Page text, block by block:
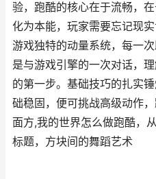
验，跑酷的核心在于流畅，
化为本能，玩家需要忘记现
游戏独特的动量系统，每一
是与游戏引擎的一次对话，
的第一步。基础技巧的扎实
础稳固，便可挑战高级动作
面方,我的世界怎么做跑酷，
标题，方块间的舞蹈艺术